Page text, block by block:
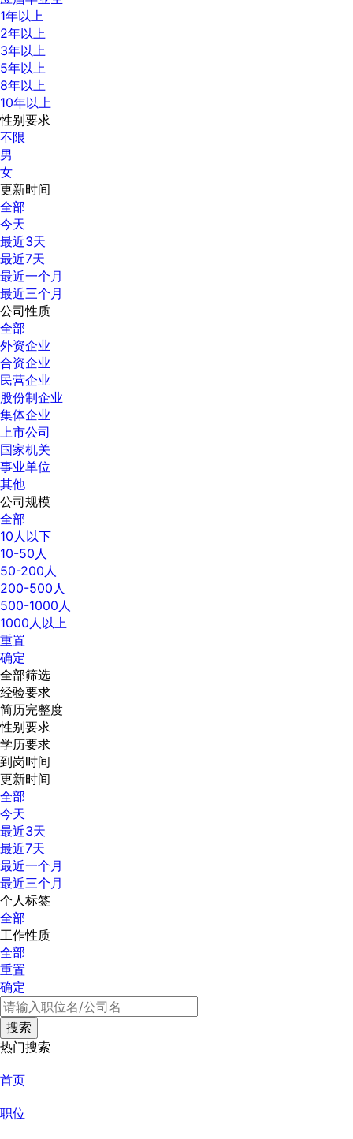
1年以上
2年以上
3年以上
5年以上
8年以上
10年以上
性别要求
不限
男
女
更新时间
全部
今天
最近3天
最近7天
最近一个月
最近三个月
公司性质
全部
外资企业
合资企业
民营企业
股份制企业
集体企业
上市公司
国家机关
事业单位
其他
公司规模
全部
10人以下
10-50人
50-200人
200-500人
500-1000人
1000人以上
重置
确定
全部筛选
经验要求
简历完整度
性别要求
学历要求
到岗时间
更新时间
全部
今天
最近3天
最近7天
最近一个月
最近三个月
个人标签
全部
工作性质
全部
重置
确定
热门搜索
首页
职位